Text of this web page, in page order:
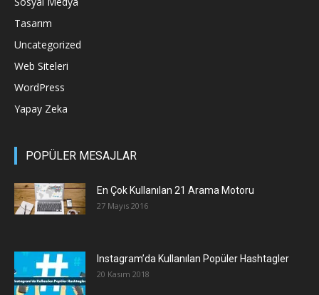
Tasarım
Uncategorized
Web Siteleri
WordPress
Yapay Zeka
POPÜLER MESAJLAR
En Çok Kullanılan 21 Arama Motoru
27 Mayıs 2016
Instagram’da Kullanılan Popüler Hashtagler
20 Kasım 2018